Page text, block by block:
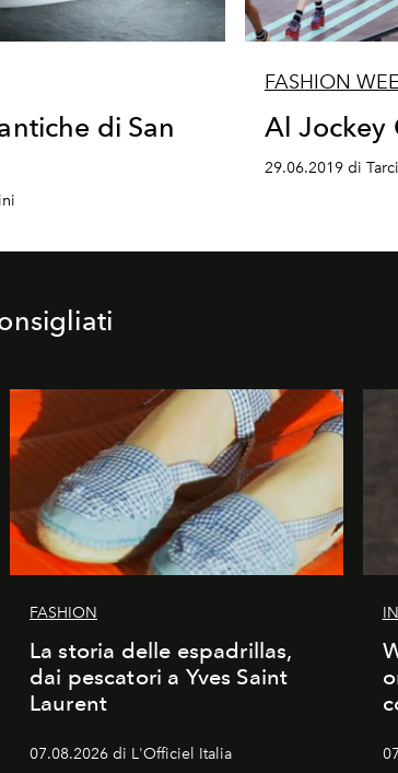
di San
FASHION
Al Jockey
29.06.2019 di
FASHION
La storia delle espadrillas,
dai pescatori a Yves Saint
Laurent
07.08.2026 di L'Officiel Italia